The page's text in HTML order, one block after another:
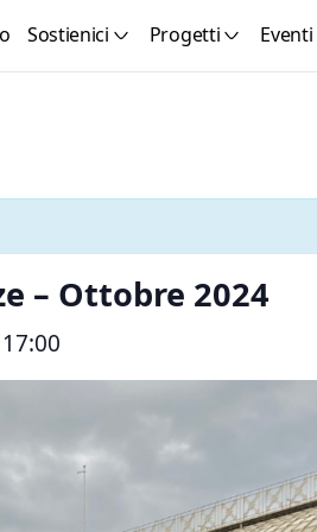
Sostienici Progetti Eventi
– Ottobre 2024
17:00